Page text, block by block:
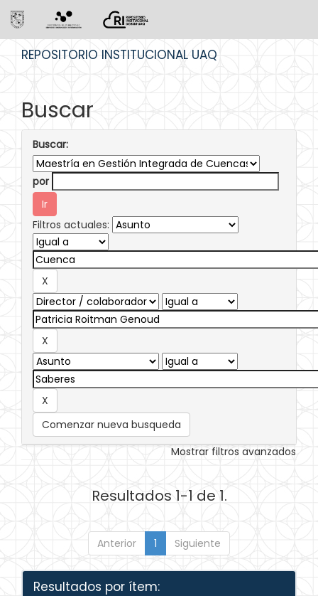
REPOSITORIO INSTITUCIONAL UAQ
Buscar
Buscar:
por
Filtros actuales:
Comenzar nueva busqueda
Mostrar filtros avanzados
Resultados 1-1 de 1.
Anterior 1 Siguiente
Resultados por ítem: